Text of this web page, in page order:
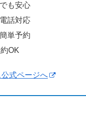
も安心
話対応
単予約
OK
公式ページへ